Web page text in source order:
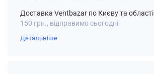
Доставка Ventbazar по Києву та області
150 грн., відправимо сьогодні
Детальніше